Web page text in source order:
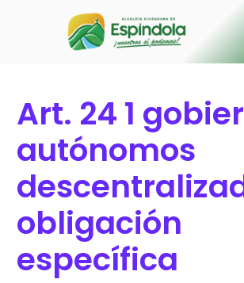
Art. 24 1
autónomos
obligación
específica